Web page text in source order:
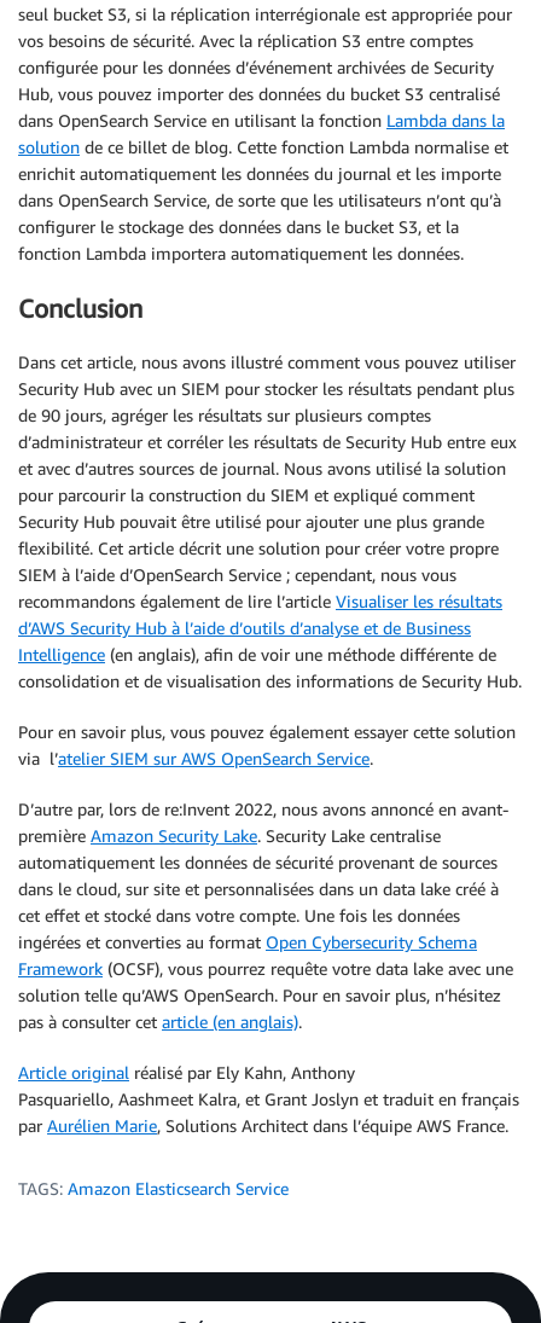
seul bucket S3, si la réplication interrégionale est appropriée pour
vos besoins de sécurité. Avec la réplication S3 entre comptes
configurée pour les données d’événement archivées de Security
Hub, vous pouvez importer des données du bucket S3 centralisé
dans OpenSearch Service en utilisant la fonction Lambda dans la
solution de ce billet de blog. Cette fonction Lambda normalise et
enrichit automatiquement les données du journal et les importe
dans OpenSearch Service, de sorte que les utilisateurs n’ont qu’à
configurer le stockage des données dans le bucket S3, et la
fonction Lambda importera automatiquement les données.
Conclusion
Dans cet article, nous avons illustré comment vous pouvez utiliser
Security Hub avec un SIEM pour stocker les résultats pendant plus
de 90 jours, agréger les résultats sur plusieurs comptes
d’administrateur et corréler les résultats de Security Hub entre eux
et avec d’autres sources de journal. Nous avons utilisé la solution
pour parcourir la construction du SIEM et expliqué comment
Security Hub pouvait être utilisé pour ajouter une plus grande
flexibilité. Cet article décrit une solution pour créer votre propre
SIEM à l’aide d’OpenSearch Service ; cependant, nous vous
recommandons également de lire l’article Visualiser les résultats
d’AWS Security Hub à l’aide d’outils d’analyse et de Business
Intelligence (en anglais), afin de voir une méthode différente de
consolidation et de visualisation des informations de Security Hub.
Pour en savoir plus, vous pouvez également essayer cette solution
via l’atelier SIEM sur AWS OpenSearch Service.
D’autre par, lors de re:Invent 2022, nous avons annoncé en avant-
première Amazon Security Lake. Security Lake centralise
automatiquement les données de sécurité provenant de sources
dans le cloud, sur site et personnalisées dans un data lake créé à
cet effet et stocké dans votre compte. Une fois les données
ingérées et converties au format Open Cybersecurity Schema
Framework (OCSF), vous pourrez requête votre data lake avec une
solution telle qu’AWS OpenSearch. Pour en savoir plus, n’hésitez
pas à consulter cet article (en anglais).
Article original réalisé par Ely Kahn, Anthony
Pasquariello, Aashmeet Kalra, et Grant Joslyn et traduit en français
par Aurélien Marie, Solutions Architect dans l’équipe AWS France.
TAGS: Amazon Elasticsearch Service